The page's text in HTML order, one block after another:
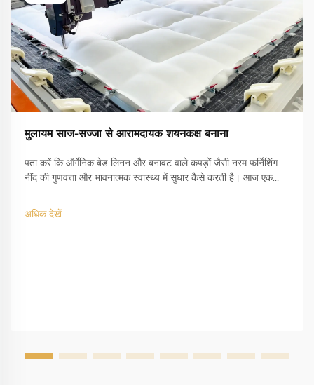
मुलायम साज-सज्जा से आरामदायक शयनकक्ष बनाना
पता करें कि ऑर्गेनिक बेड लिनन और बनावट वाले कपड़ों जैसी नरम फर्निशिंग
नींद की गुणवत्ता और भावनात्मक स्वास्थ्य में सुधार कैसे करती है। आज एक
अधिक देखें